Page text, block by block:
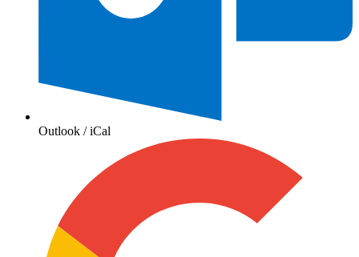
Outlook / iCal